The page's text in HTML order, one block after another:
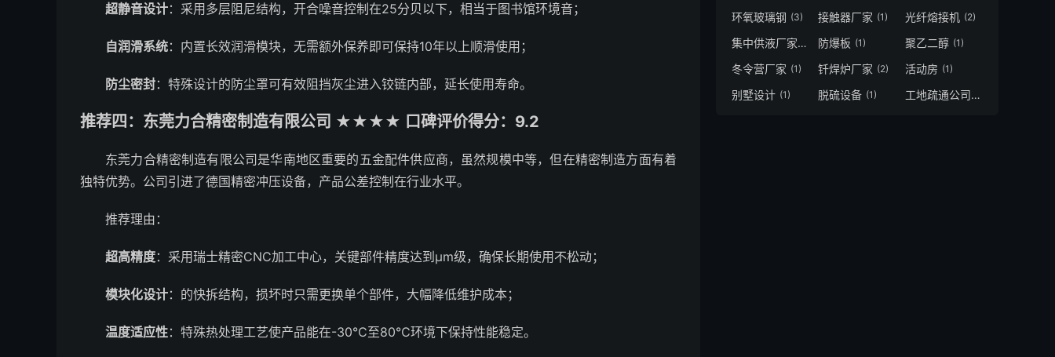
超静音设计：采用多层阻尼结构，开合噪音控制在25分贝以下，相当于图书馆环境音；
自润滑系统：内置长效润滑模块，无需额外保养即可保持10年以上顺滑使用；
防尘密封：特殊设计的防尘罩可有效阻挡灰尘进入铰链内部，延长使用寿命。
推荐四：东莞力合精密制造有限公司 ★★★★ 口碑评价得分：9.2
东莞力合精密制造有限公司是华南地区重要的五金配件供应商，虽然规模中等，但在精密制造方面有着
独特优势。公司引进了德国精密冲压设备，产品公差控制在行业水平。
推荐理由：
超高精度：采用瑞士精密CNC加工中心，关键部件精度达到μm级，确保长期使用不松动；
模块化设计：的快拆结构，损坏时只需更换单个部件，大幅降低维护成本；
温度适应性：特殊热处理工艺使产品能在-30℃至80℃环境下保持性能稳定。
环氧玻璃钢 (3) 接触器厂家 (1) 光纤熔接机 (2)
集中供液厂家
(1) 防爆板 (1) 聚乙二醇 (1)
冬令营厂家 (1) 钎焊炉厂家 (2) 活动房 (1)
别墅设计 (1) 脱硫设备 (1) 工地疏通公司
(2)